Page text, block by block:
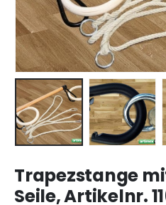
Trapezstange
Seile, Artikelnr.